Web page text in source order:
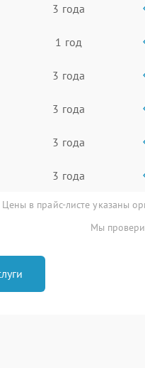
3 года
1 год
3 года
3 года
3 года
3 года
Цены в прайс-листе указаны
Мы